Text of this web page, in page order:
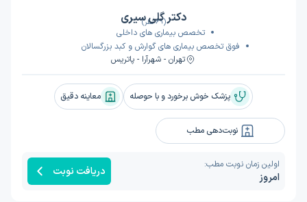
(69 نظر)
دکتر گلی سیری
تخصص بیماری های داخلی
فوق تخصص بیماری های گوارش و کبد بزرگسالان
تهران - شهرآرا - پاتریس
پزشک خوش برخورد و با حوصله معاینه دقیق
نوبت‌دهی مطب
اولین زمان نوبت مطب:
امروز دریافت نوبت